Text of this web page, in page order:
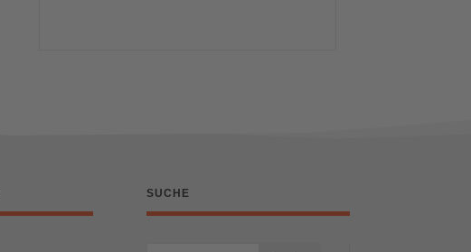
SUCHE